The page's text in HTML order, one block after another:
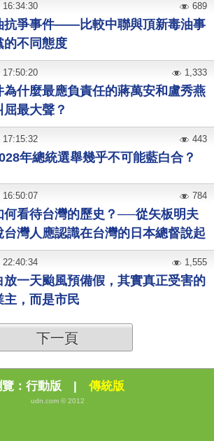
抗爭事件——比較中聯與頂新毒油事
的不同態度
16:34:30 689
為什麼最應負責任的蔣萬安和盧秀燕
最大聲？
17:50:20 1,333
年總統選舉幾乎不可能藍白合？
17:15:32 443
何看待台灣的歷史？──從矢板明夫
台灣人應認識在台灣的日本總督說起
16:50:07 784
放一天颱風預備假，其實真正受害的
主，而是市民
22:40:34 1,555
下一頁
： 行動版 | 傳統版
udn.com © 2012